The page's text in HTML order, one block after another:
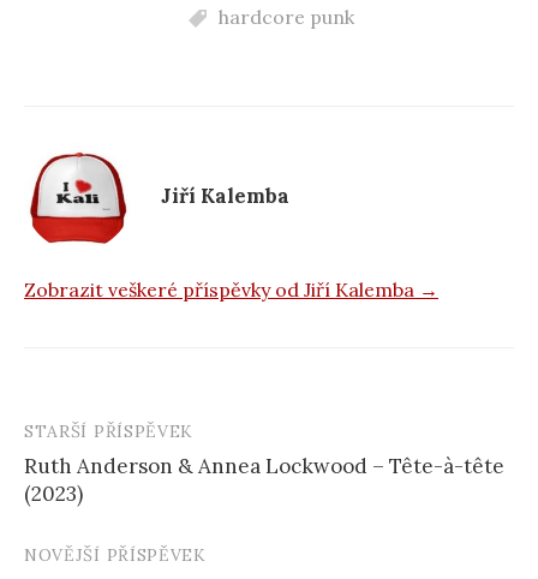
o
k
hardcore punk
Jiří Kalemba
Zobrazit veškeré příspěvky od Jiří Kalemba →
Navigace
příspěvku
STARŠÍ PŘÍSPĚVEK
Ruth Anderson & Annea Lockwood – Tête-à-tête
(2023)
NOVĚJŠÍ PŘÍSPĚVEK